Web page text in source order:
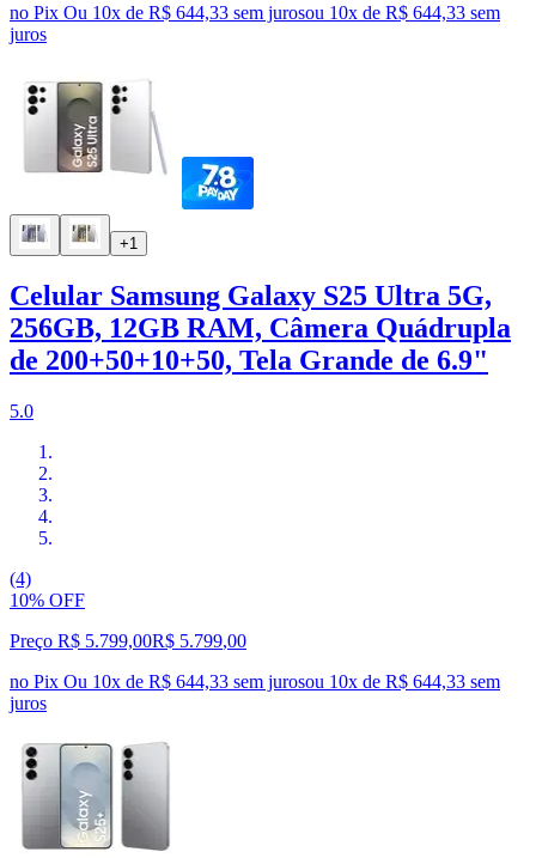
no Pix Ou 10x de R$ 644,33 sem jurosou 10x de R$ 644,33 sem
juros
+1
Celular Samsung Galaxy S25 Ultra 5G,
256GB, 12GB RAM, Câmera Quádrupla
de 200+50+10+50, Tela Grande de 6.9"
5.0
(4)
10% OFF
Preço R$ 5.799,00R$ 5.799,00
no Pix Ou 10x de R$ 644,33 sem jurosou 10x de R$ 644,33 sem
juros